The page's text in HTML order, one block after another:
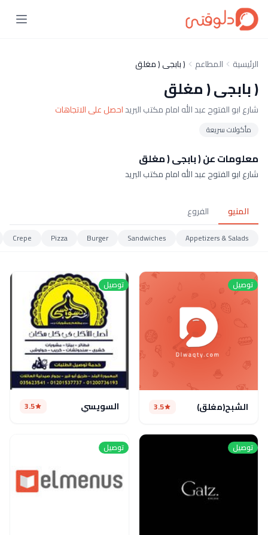
الرئيسية المطاعم ( بابجى ( مغلق
( بابجى ( مغلق
شارع ابو الفتوح عبد الله امام مكتب البريداحصل على الاتجاهات
مأكولات سريعة
معلومات عن ( بابجى ( مغلق
شارع ابو الفتوح عبد الله امام مكتب البريد
المنيو الفروع
Appetizers & Salads
Sandwiches
Burger
Pizza
Crepe
توصيل
الشبح(مغلق) 3.5
توصيل
السويسي 3.5
توصيل توصيل